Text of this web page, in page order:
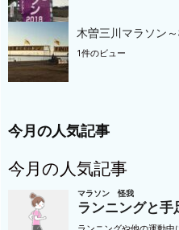
木曽三川マラソン
1件のビュー
今月の人気記事
今月の人気記事